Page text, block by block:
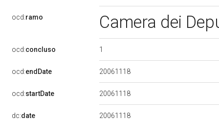
ocd:ramo Camera dei
ocd:concluso 1
ocd:endDate 20061118
ocd:startDate 20061118
dc:date 20061118